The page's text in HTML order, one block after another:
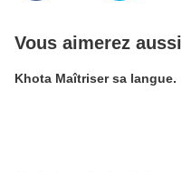
Vous aimerez aussi
Khota Maîtriser sa langue.